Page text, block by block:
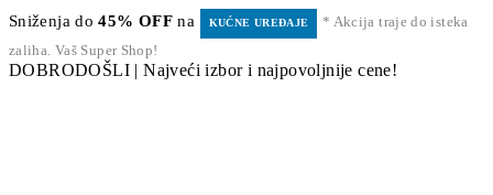
Sniženja do45% OFF na KUĆNE UREĐAJE
* Akcija traje do isteka
zaliha. Vaš Super Shop!
DOBRODOŠLI | Najveći izbor i najpovoljnije cene!